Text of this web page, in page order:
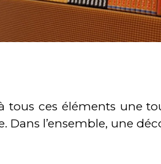
tous ces éléments une
Dans l’ensemble, une